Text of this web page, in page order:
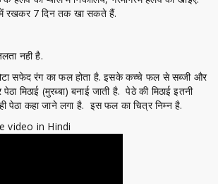
रखकर 7 दिन तक खा सकते हैं.
नही है.
सफेद रंग का फल होता है. इसके कच्चे फल से सब्जी और
मिठाई (मुरब्बा) बनाई जाती है. पेठे की मिठाई इतनी
पेठा कहा जाने लगा है. इस फल का चित्र निम्न है.
video in Hindi